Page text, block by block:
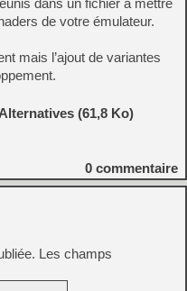
dans un fichier à mettre
de votre émulateur.
mais l’ajout de variantes
(61,8 Ko)
0 commentaire
Les champs